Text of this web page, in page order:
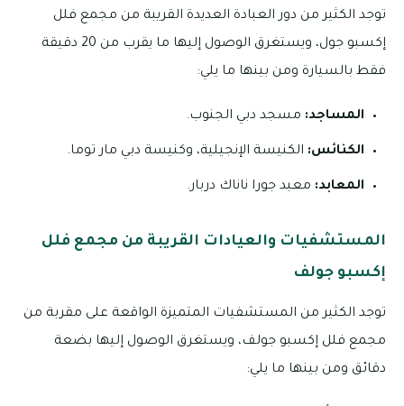
توجد الكثير من دور العبادة العديدة القريبة من مجمع فلل
إكسبو جول، ويستغرق الوصول إليها ما يقرب من 20 دقيقة
فقط بالسيارة ومن بينها ما يلي:
المساجد: مسجد دبي الجنوب.
الكنائس: الكنيسة الإنجيلية، وكنيسة دبي مار توما.
المعابد: معبد جورا ناناك دربار.
المستشفيات والعيادات القريبة من مجمع فلل
إكسبو جولف
توجد الكثير من المستشفيات المتميزة الواقعة على مقربة من
مجمع فلل إكسبو جولف، ويستغرق الوصول إليها بضعة
دقائق ومن بينها ما يلي: